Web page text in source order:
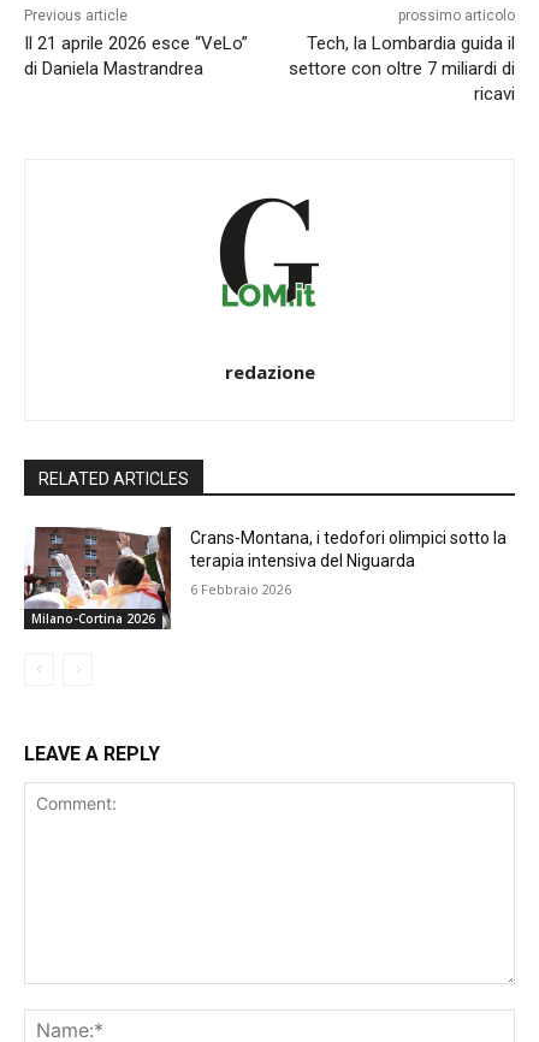
Previous article
Il 21 aprile 2026 esce “VeLo”
di Daniela Mastrandrea
prossimo articolo
Tech, la Lombardia guida il
settore con oltre 7 miliardi di
ricavi
redazione
RELATED ARTICLES
Milano-Cortina 2026
Crans-Montana, i tedofori olimpici sotto la
terapia intensiva del Niguarda
6 Febbraio 2026
LEAVE A REPLY